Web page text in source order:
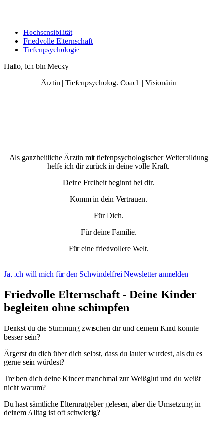
Hochsensibilität
Friedvolle Elternschaft
Tiefenpsychologie
Hallo, ich bin Mecky
Ärztin | Tiefenpsycholog. Coach | Visionärin
Als ganzheitliche Ärztin mit tiefenpsychologischer Weiterbildung
helfe ich dir zurück in deine volle Kraft.
Deine Freiheit beginnt bei dir.
Komm in dein Vertrauen.
Für Dich.
Für deine Familie.
Für eine friedvollere Welt.
Ja, ich will mich für den Schwindelfrei Newsletter anmelden
Friedvolle Elternschaft - Deine Kinder
begleiten ohne schimpfen
Denkst du die Stimmung zwischen dir und deinem Kind könnte
besser sein?
Ärgerst du dich über dich selbst, dass du lauter wurdest, als du es
gerne sein würdest?
Treiben dich deine Kinder manchmal zur Weißglut und du weißt
nicht warum?
Du hast sämtliche Elternratgeber gelesen, aber die Umsetzung in
deinem Alltag ist oft schwierig?